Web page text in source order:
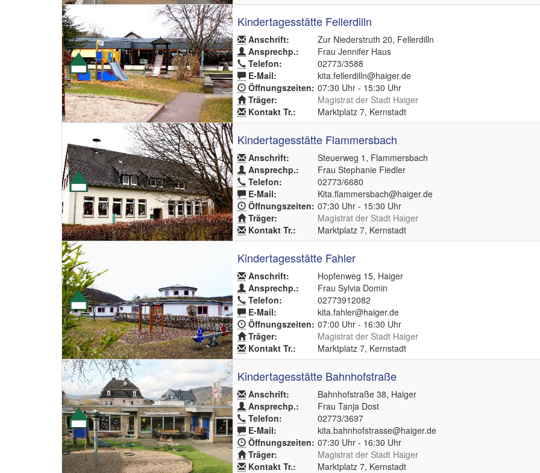
Kindertagesstätte Fellerdilln
Anschrift:
Zur Niederstruth 20, Fellerdilln
Ansprechp.:
Frau Jennifer Haus
Telefon:
02773/3588
E-Mail:
kita.fellerdilln@haiger.de
Öffnungszeiten: 07:30 Uhr - 15:30 Uhr
Träger:
Magistrat der Stadt Haiger
Kontakt Tr.:
Marktplatz 7, Kernstadt
Kindertagesstätte Flammersbach
Anschrift:
Steuerweg 1, Flammersbach
Ansprechp.:
Frau Stephanie Fiedler
Telefon:
02773/6680
E-Mail:
Kita.flammersbach@haiger.de
Öffnungszeiten: 07:30 Uhr - 15:30 Uhr
Träger:
Magistrat der Stadt Haiger
Kontakt Tr.:
Marktplatz 7, Kernstadt
Kindertagesstätte Fahler
Anschrift:
Hopfenweg 15, Haiger
Ansprechp.:
Frau Sylvia Domin
Telefon:
02773912082
E-Mail:
kita.fahler@haiger.de
Öffnungszeiten: 07:00 Uhr - 16:30 Uhr
Träger:
Magistrat der Stadt Haiger
Kontakt Tr.:
Marktplatz 7, Kernstadt
Kindertagesstätte Bahnhofstraße
Anschrift:
Bahnhofstraße 38, Haiger
Ansprechp.:
Frau Tanja Dost
Telefon:
02773/3697
E-Mail:
kita.bahnhofstrasse@haiger.de
Öffnungszeiten: 07:30 Uhr - 16:30 Uhr
Träger:
Magistrat der Stadt Haiger
Kontakt Tr.:
Marktplatz 7, Kernstadt